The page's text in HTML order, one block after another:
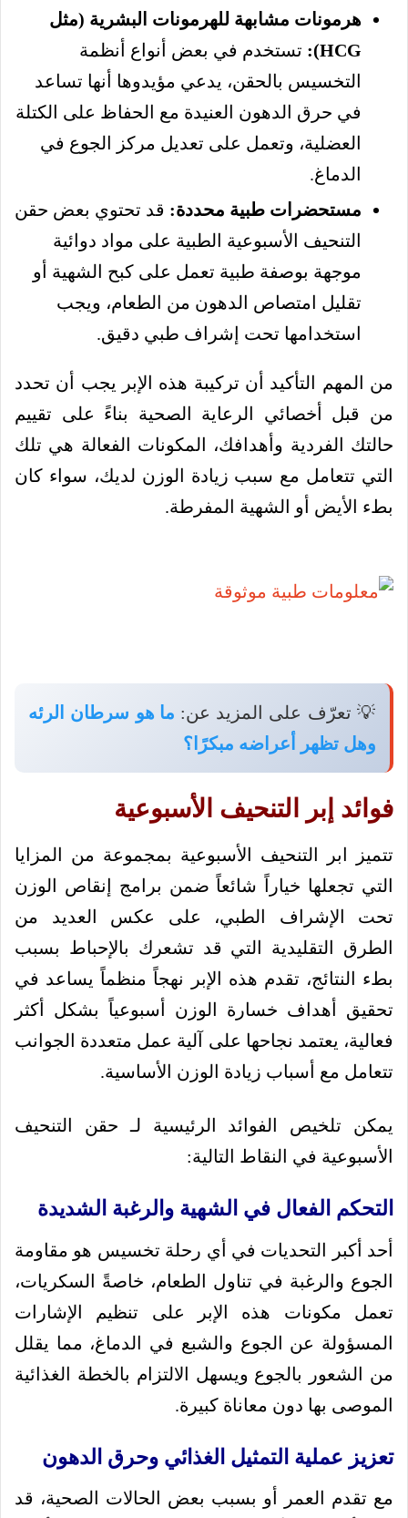
هرمونات مشابهة للهرمونات البشرية (مثل
HCG):
تستخدم في بعض أنواع أنظمة
التخسيس بالحقن، يدعي مؤيدوها أنها تساعد
في حرق الدهون العنيدة مع الحفاظ على الكتلة
العضلية، وتعمل على تعديل مركز الجوع في
الدماغ.
مستحضرات طبية محددة: قد تحتوي بعض حقن
التنحيف الأسبوعية الطبية على مواد دوائية
موجهة بوصفة طبية تعمل على كبح الشهية أو
تقليل امتصاص الدهون من الطعام، ويجب
استخدامها تحت إشراف طبي دقيق.
من المهم التأكيد أن تركيبة هذه الإبر يجب أن تحدد
من قبل أخصائي الرعاية الصحية بناءً على تقييم
حالتك الفردية وأهدافك، المكونات الفعالة هي تلك
التي تتعامل مع سبب زيادة الوزن لديك، سواء كان
بطء الأيض أو الشهية المفرطة.
💡 تعرّف على المزيد عن: ما هو سرطان الرئه
وهل تظهر أعراضه مبكرًا؟
فوائد إبر التنحيف الأسبوعية
تتميز ابر التنحيف الأسبوعية بمجموعة من المزايا
التي تجعلها خياراً شائعاً ضمن برامج إنقاص الوزن
تحت الإشراف الطبي، على عكس العديد من
الطرق التقليدية التي قد تشعرك بالإحباط بسبب
بطء النتائج، تقدم هذه الإبر نهجاً منظماً يساعد في
تحقيق أهداف خسارة الوزن أسبوعياً بشكل أكثر
فعالية، يعتمد نجاحها على آلية عمل متعددة الجوانب
تتعامل مع أسباب زيادة الوزن الأساسية.
يمكن تلخيص الفوائد الرئيسية لـ حقن التنحيف
الأسبوعية في النقاط التالية:
التحكم الفعال في الشهية والرغبة الشديدة
أحد أكبر التحديات في أي رحلة تخسيس هو مقاومة
الجوع والرغبة في تناول الطعام، خاصةً السكريات،
تعمل مكونات هذه الإبر على تنظيم الإشارات
المسؤولة عن الجوع والشبع في الدماغ، مما يقلل
من الشعور بالجوع ويسهل الالتزام بالخطة الغذائية
الموصى بها دون معاناة كبيرة.
تعزيز عملية التمثيل الغذائي وحرق الدهون
مع تقدم العمر أو بسبب بعض الحالات الصحية، قد